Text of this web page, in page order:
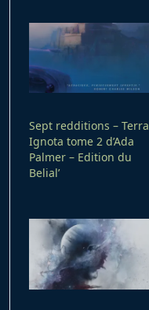
Sept redditions – Terra
Ignota tome 2 d’Ada
Palmer – Edition du
Belial’